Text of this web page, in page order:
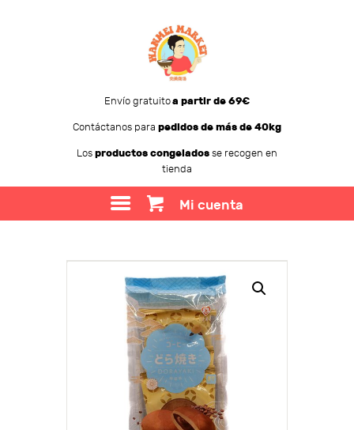
Envío gratuitoa partir de 69€
Contáctanos parapedidos de más de 40kg
Losproductos congeladosse recogen en
tienda
Mi cuenta
WANMEI MARKET
SOBRE WANMEI